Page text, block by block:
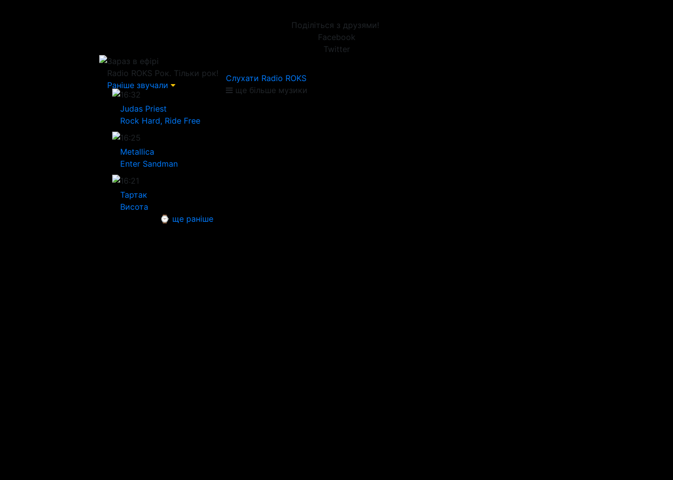
Поділіться з друзями!
Facebook
Twitter
Зараз в ефірі
Radio ROKS Рок. Тільки рок!
Раніше звучали
16:32
Judas Priest
Rock Hard, Ride Free
16:25
Metallica
Enter Sandman
16:21
Тартак
Висота
⌚ ще раніше
Слухати Radio ROKS
ще більше музики